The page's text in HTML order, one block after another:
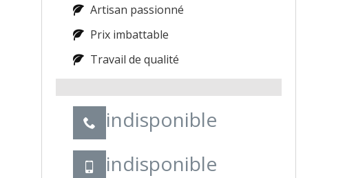
Artisan passionné
Prix imbattable
Travail de qualité
indisponible
indisponible